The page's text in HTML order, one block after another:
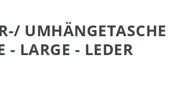
UMHÄNGETASCHE
- LARGE - LEDER